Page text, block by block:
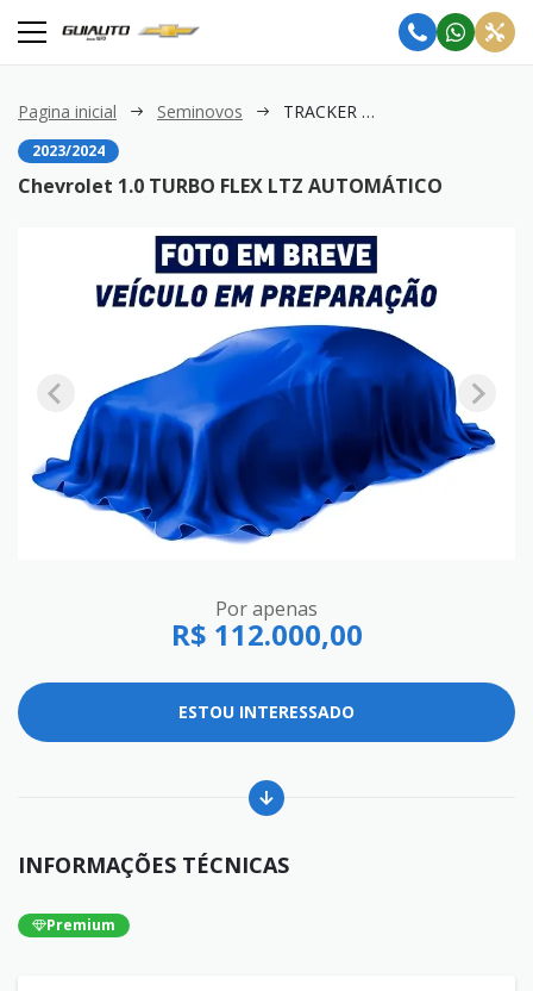
Pagina inicial Seminovos TRACKER 1.0 TURBO FLEX LTZ AUTOMÁTICO
2023/2024
Chevrolet 1.0 TURBO FLEX LTZ AUTOMÁTICO
Por apenas
R$ 112.000,00
ESTOU INTERESSADO
INFORMAÇÕES TÉCNICAS
Premium